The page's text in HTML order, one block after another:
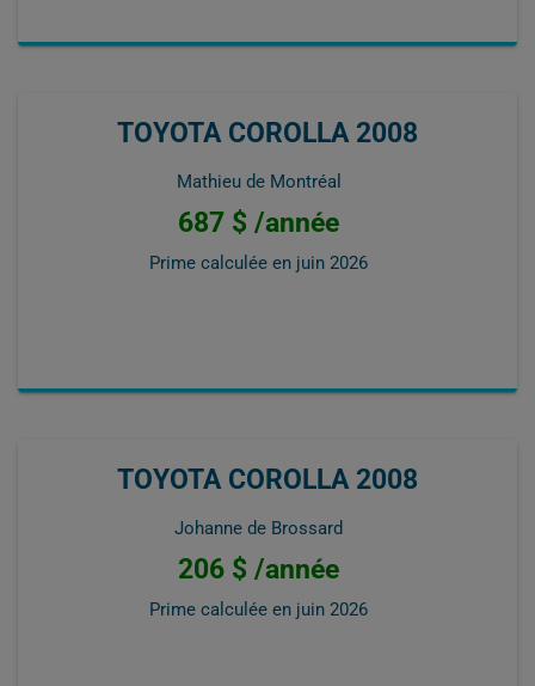
TOYOTA COROLLA 2008
Mathieu de Montréal
687 $ /année
Prime calculée en juin 2026
TOYOTA COROLLA 2008
Johanne de Brossard
206 $ /année
Prime calculée en juin 2026